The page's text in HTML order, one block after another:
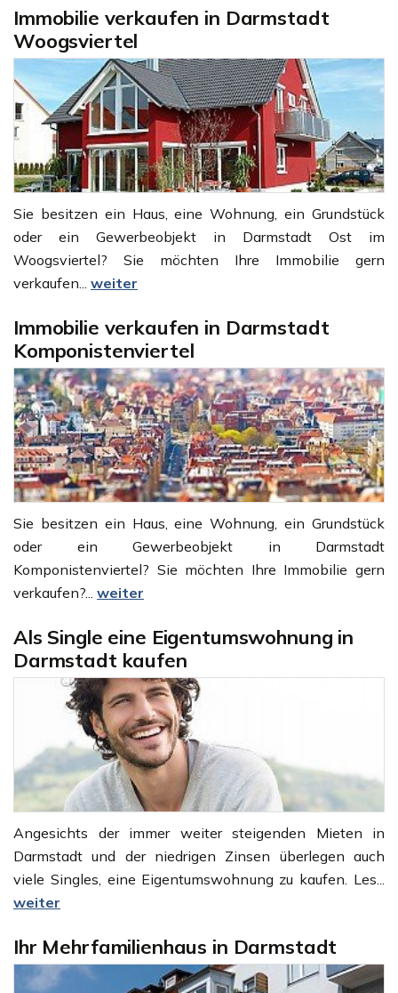
Immobilie verkaufen in Darmstadt
Woogsviertel
Sie besitzen ein Haus, eine Wohnung, ein Grundstück
oder ein Gewerbeobjekt in Darmstadt Ost im
Woogsviertel? Sie möchten Ihre Immobilie gern
verkaufen... weiter
Immobilie verkaufen in Darmstadt
Komponistenviertel
Sie besitzen ein Haus, eine Wohnung, ein Grundstück
oder ein Gewerbeobjekt in Darmstadt
Komponistenviertel? Sie möchten Ihre Immobilie gern
verkaufen?... weiter
Als Single eine Eigentumswohnung in
Darmstadt kaufen
Angesichts der immer weiter steigenden Mieten in
Darmstadt und der niedrigen Zinsen überlegen auch
viele Singles, eine Eigentumswohnung zu kaufen. Les...
weiter
Ihr Mehrfamilienhaus in Darmstadt